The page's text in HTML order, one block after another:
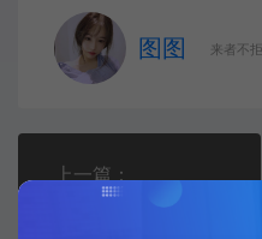
图图 来者不拒
上一篇：